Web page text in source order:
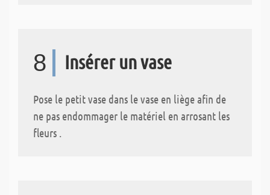
8 Insérer un vase
Pose le petit vase dans le vase en liège afin de
ne pas endommager le matériel en arrosant les
fleurs .